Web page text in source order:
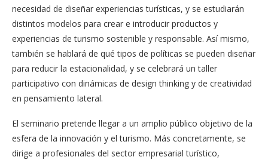
necesidad de diseñar experiencias turísticas, y se estudiarán
distintos modelos para crear e introducir productos y
experiencias de turismo sostenible y responsable. Así mismo,
también se hablará de qué tipos de políticas se pueden diseñar
para reducir la estacionalidad, y se celebrará un taller
participativo con dinámicas de design thinking y de creatividad
en pensamiento lateral.
El seminario pretende llegar a un amplio público objetivo de la
esfera de la innovación y el turismo. Más concretamente, se
dirige a profesionales del sector empresarial turístico,